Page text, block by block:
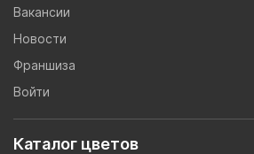
Вакансии
Новости
Франшиза
Войти
Каталог цветов